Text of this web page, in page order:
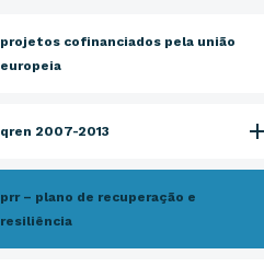
projetos cofinanciados pela união
europeia
qren 2007-2013
prr – plano de recuperação e
resiliência